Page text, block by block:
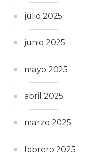
julio 2025
junio 2025
mayo 2025
abril 2025
marzo 2025
febrero 2025